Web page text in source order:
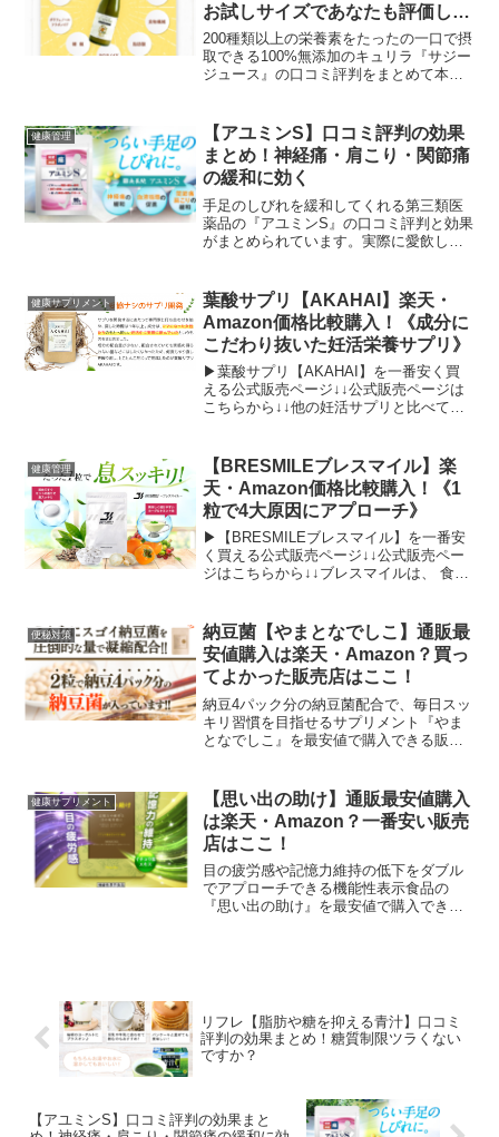
お試しサイズであなたも評価して
みる？
200種類以上の栄養素をたったの一口で摂
取できる100%無添加のキュリラ『サジー
ジュース』の口コミ評判をまとめて本当
も掲載されているので購入前の参考にな
ります。またキュリラ『サジージュー
ス』のお試しサイズを最安値で購入でき
る方法も紹介されているので要チェッ
ク！
健康管理
【アユミンS】口コミ評判の効果
まとめ！神経痛・肩こり・関節痛
の緩和に効く
手足のしびれを緩和してくれる第三類医
薬品の『アユミンS』の口コミ評判と効果
がまとめられています。実際に愛飲して
がよくわかるので購入前には要チェッ
ク！神経痛や肩こり・関節痛にはサプリ
メントではなく効果が認められている医
薬品の『アユミンS』がおすすめです。
健康サプリメント
葉酸サプリ【AKAHAI】楽天・
Amazon価格比較購入！《成分に
こだわり抜いた妊活栄養サプリ》
▶葉酸サプリ【AKAHAI】を一番安く買
える公式販売ページ↓↓公式販売ページは
こちらから↓↓他の妊活サプリと比べて、
【AKAHAI】を損することなく購入する
には大手...
健康管理
【BRESMILEブレスマイル】楽
天・Amazon価格比較購入！《1
粒で4大原因にアプローチ》
▶【BRESMILEブレスマイル】を一番安
く買える公式販売ページ↓↓公式販売ペー
ジはこちらから↓↓ブレスマイルは、 食べ
できる、歯科医師共同開発のエチケット
サプリ...
便秘対策
納豆菌【やまとなでしこ】通販最
安値購入は楽天・Amazon？買っ
てよかった販売店はここ！
納豆4パック分の納豆菌配合で、毎日スッ
キリ習慣を目指せるサプリメント『やま
となでしこ』を最安値で購入できる販売
買い方なので他店舗で買うと完全に損し
ます。また送料もずっと無料だし2回目以
降も42%OFFで買い続けられるから見逃
せません！
健康サプリメント
【思い出の助け】通販最安値購入
は楽天・Amazon？一番安い販売
店はここ！
目の疲労感や記憶力維持の低下をダブル
でアプローチできる機能性表示食品の
『思い出の助け』を最安値で購入できる
うということなんですね。
リフレ【脂肪や糖を抑える青汁】口コミ
評判の効果まとめ！糖質制限ツラくない
ですか？
【アユミンS】口コミ評判の効果まと